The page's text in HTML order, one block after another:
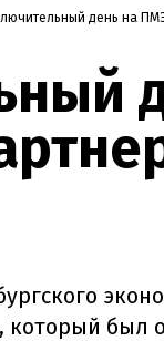
день на
был